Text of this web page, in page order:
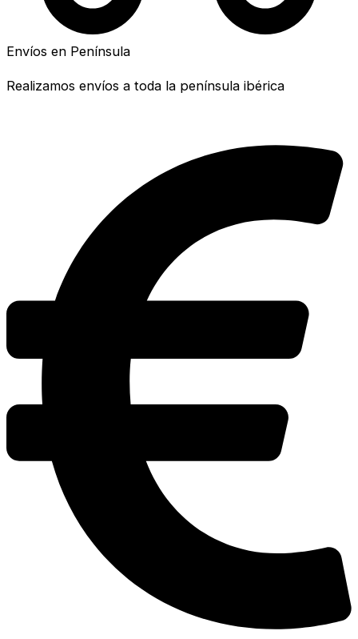
Envíos en Península
Realizamos envíos a toda la península ibérica